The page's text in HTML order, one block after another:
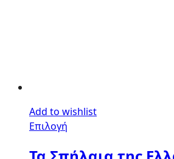
Add to wishlist
Επιλογή